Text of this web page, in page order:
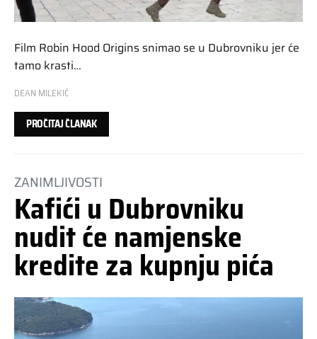
Film Robin Hood Origins snimao se u Dubrovniku jer će
tamo krasti…
DEAN MILEKIĆ
PROČITAJ ČLANAK
ZANIMLJIVOSTI
Kafići u Dubrovniku
nudit će namjenske
kredite za kupnju pića